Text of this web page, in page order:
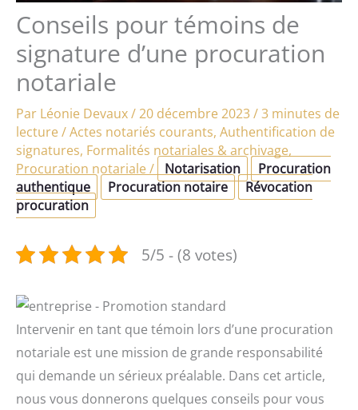
Conseils pour témoins de
signature d’une procuration
notariale
Par Léonie Devaux/20 décembre 2023/3 minutes de
lecture/Actes notariés courants, Authentification de
signatures, Formalités notariales & archivage,
Procuration notariale/ Notarisation
Procuration
authentique
Procuration notaire
Révocation
procuration
5/5 - (8 votes)
Intervenir en tant que témoin lors d’une procuration
notariale est une mission de grande responsabilité
qui demande un sérieux préalable. Dans cet article,
nous vous donnerons quelques conseils pour vous